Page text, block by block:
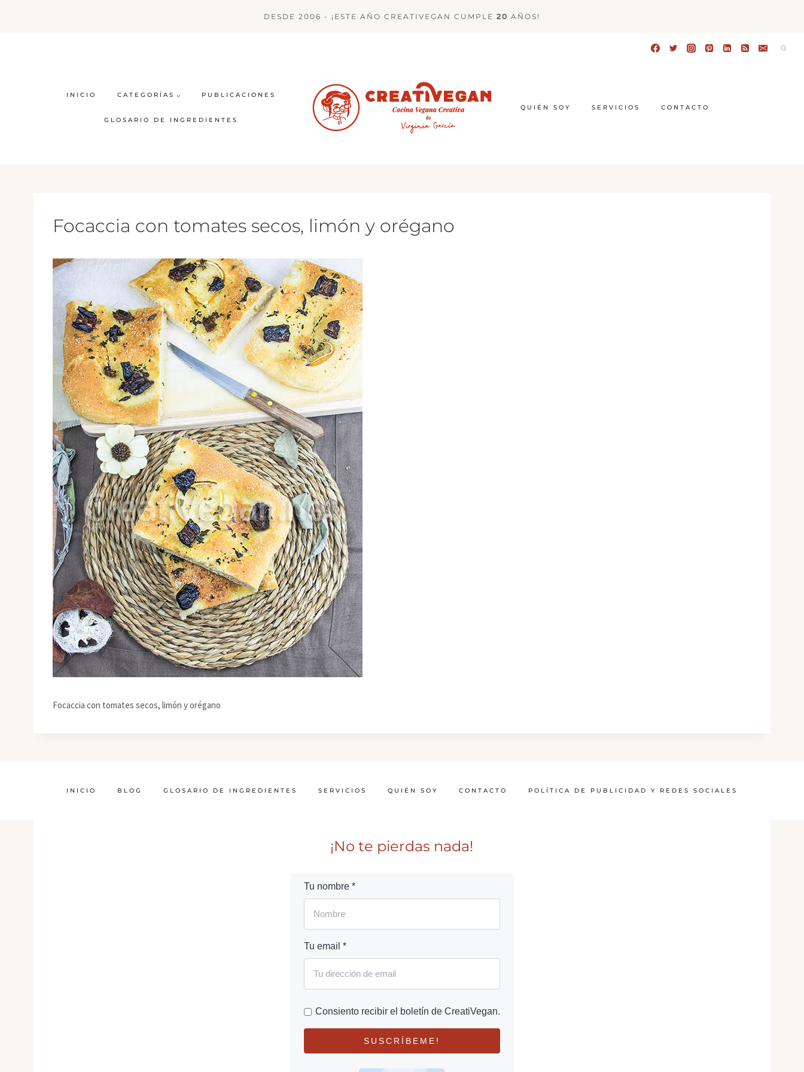
DESDE 2006 - ¡ESTE AÑO CREATIVEGAN CUMPLE 20 AÑOS!
INICIO CATEGORÍAS PUBLICACIONES
GLOSARIO DE INGREDIENTES
QUIÉN SOY SERVICIOS CONTACTO
Focaccia con tomates secos, limón y orégano
Focaccia con tomates secos, limón y orégano
INICIO BLOG GLOSARIO DE INGREDIENTES SERVICIOS QUIÉN SOY CONTACTO POLÍTICA DE PUBLICIDAD Y REDES SOCIALES
¡No te pierdas nada!
Tu nombre *
Tu email *
Consiento recibir el boletín de CreatiVegan.
SUSCRÍBEME!